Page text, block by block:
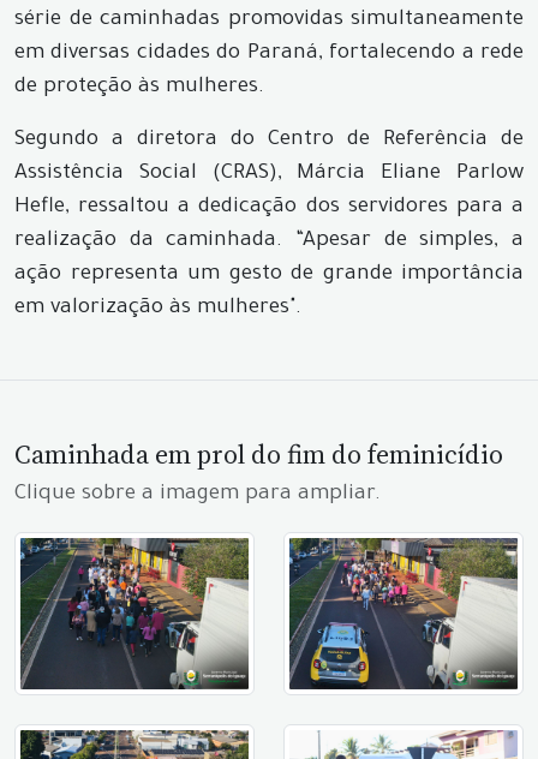
série de caminhadas promovidas simultaneamente
em diversas cidades do Paraná, fortalecendo a rede
de proteção às mulheres.
Segundo a diretora do Centro de Referência de
Assistência Social (CRAS), Márcia Eliane Parlow
Hefle, ressaltou a dedicação dos servidores para a
realização da caminhada. “Apesar de simples, a
ação representa um gesto de grande importância
em valorização às mulheres".
Caminhada em prol do fim do feminicídio
Clique sobre a imagem para ampliar.